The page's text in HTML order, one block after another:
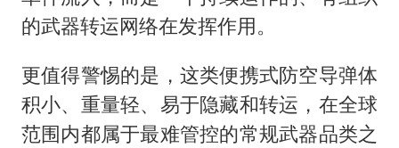
的武器转运网络在发挥作用。
更值得警惕的是，这类便携式防空导弹体
积小、重量轻、易于隐藏和转运，在全球
范围内都属于最难管控的常规武器品类之